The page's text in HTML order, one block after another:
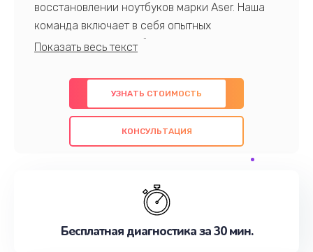
восстановлении ноутбуков марки Aser. Наша
команда включает в себя опытных
профессионалов с обширными знаниями и
предлагаем быстрый и качественный ремонт с
использованием оригинальных компонентов, а
также гарантируем качество всех
проведенных работ. Наша цель - предоставить
наилучшим образом. Не медлите записаться на
УЗНАТЬ СТОИМОСТЬ
КОНСУЛЬТАЦИЯ
Бесплатная диагностика за 30 мин.